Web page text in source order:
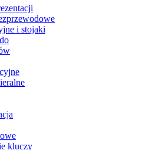
i stojaki
kluczy